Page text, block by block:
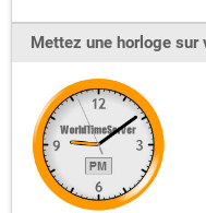
Mettez une horloge sur